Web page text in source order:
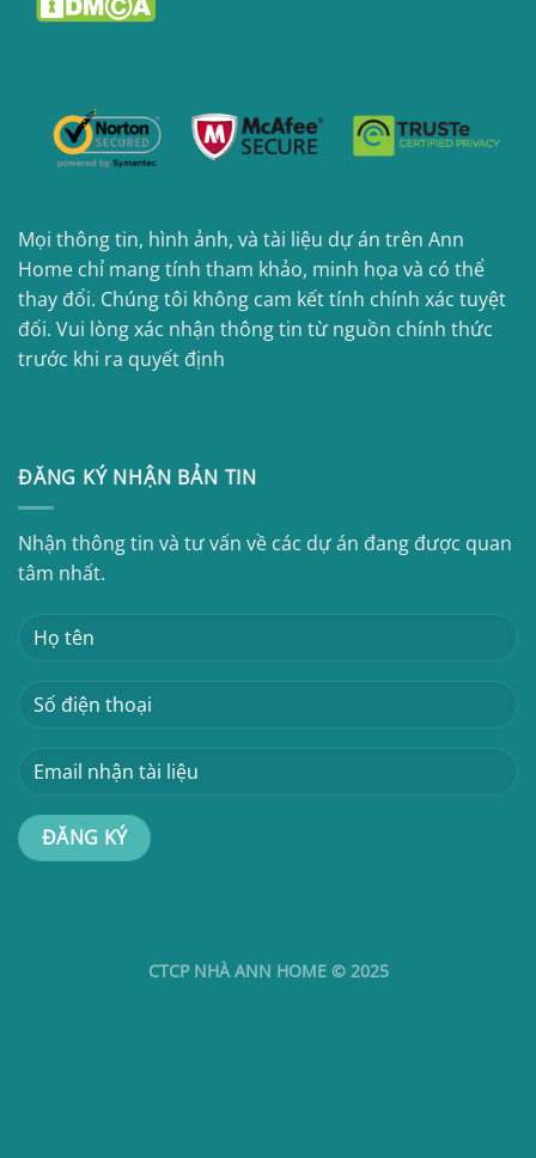
Mọi thông tin, hình ảnh, và tài liệu dự án trên Ann
Home chỉ mang tính tham khảo, minh họa và có thể
thay đổi. Chúng tôi không cam kết tính chính xác tuyệt
đối. Vui lòng xác nhận thông tin từ nguồn chính thức
trước khi ra quyết định
ĐĂNG KÝ NHẬN BẢN TIN
Nhận thông tin và tư vấn về các dự án đang được quan
tâm nhất.
CTCP NHÀ ANN HOME © 2025